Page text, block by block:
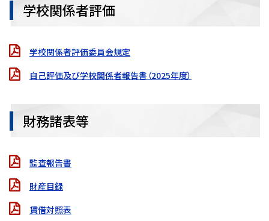
学校関係者評価
学校関係者評価委員会規定
自己評価及び学校関係者報告書（2025年度）
財務諸表等
監査報告書
財産目録
賃借対照表